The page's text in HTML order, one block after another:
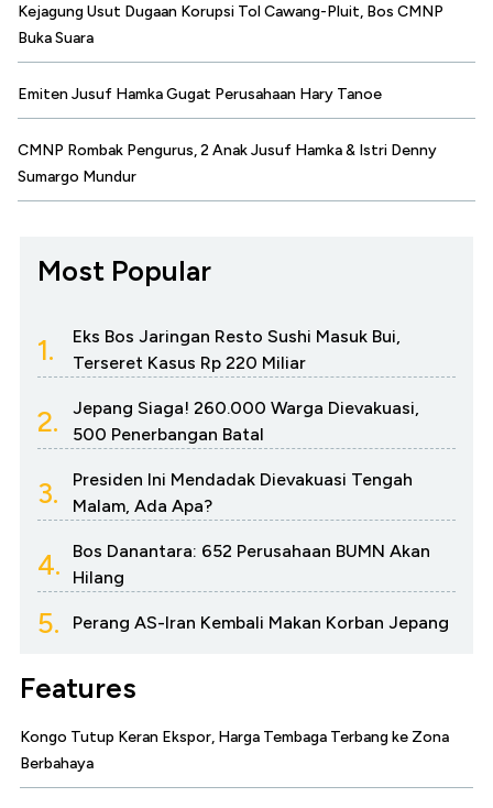
Kejagung Usut Dugaan Korupsi Tol Cawang-Pluit, Bos CMNP
Buka Suara
Emiten Jusuf Hamka Gugat Perusahaan Hary Tanoe
CMNP Rombak Pengurus, 2 Anak Jusuf Hamka & Istri Denny
Sumargo Mundur
Most Popular
1.
Eks Bos Jaringan Resto Sushi Masuk Bui,
Terseret Kasus Rp 220 Miliar
2.
Jepang Siaga! 260.000 Warga Dievakuasi,
500 Penerbangan Batal
3.
Presiden Ini Mendadak Dievakuasi Tengah
Malam, Ada Apa?
4.
Bos Danantara: 652 Perusahaan BUMN Akan
Hilang
5. Perang AS-Iran Kembali Makan Korban Jepang
Features
Kongo Tutup Keran Ekspor, Harga Tembaga Terbang ke Zona
Berbahaya